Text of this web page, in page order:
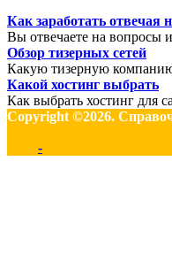
Как заработать отвечая
Вы отвечаете на вопросы
Обзор тизерных сетей
Какую тизерную компанию
Какой хостинг выбрать
Как выбрать хостинг для
Copyright ©2026.
-